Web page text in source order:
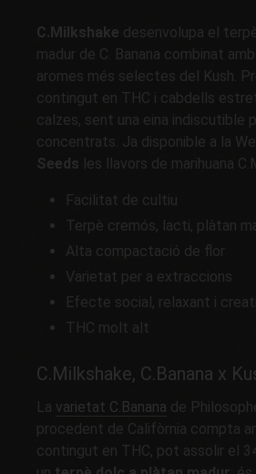
C.Milkshake desenvolupa el
madur de C. Banana combinat
aromes més selectes del Kush.
contingut en THC i cabdells
calzes, sent una eina indiscutible
concentrats. Ja disponible a la
Seeds les llavors de marihuana
Facilitat de cultiu
Terpè cremós, lacti, plàtan
Alta compactació de flor
Varietat per a extraccions
Efecte social, relaxant i
THC molt alt
C.Milkshake, C.Banana x
La varietat C.Banana de
procedent de Califòrnia compta
contingut en THC, pot assolir el